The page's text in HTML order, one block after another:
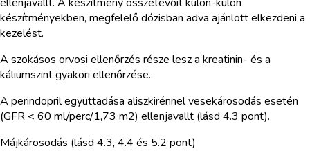
készítményekben, megfelelő dózisban adva ajánlott elkezdeni a
kezelést.
A szokásos orvosi ellenőrzés része lesz a kreatinin- és a
káliumszint gyakori ellenőrzése.
A perindopril együttadása aliszkirénnel vesekárosodás esetén
(GFR < 60 ml/perc/1,73 m2) ellenjavallt (lásd 4.3 pont).
Májkárosodás (lásd 4.3, 4.4 és 5.2 pont)